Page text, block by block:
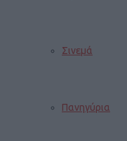
Σινεμά
Πανηγύρια